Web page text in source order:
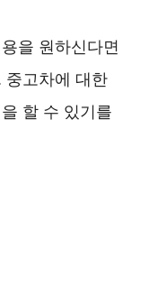
을 원하신다면
중고차에 대한
할 수 있기를